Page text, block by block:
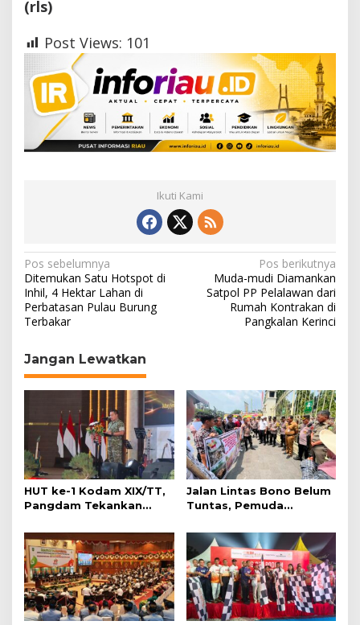
(rls)
Post Views: 101
Ikuti Kami
N
a
v
g
a
i
p
o
s
Pos sebelumnya
Ditemukan Satu Hotspot di
Inhil, 4 Hektar Lahan di
Perbatasan Pulau Burung
Terbakar
Pos berikutnya
Muda-mudi Diamankan
Satpol PP Pelalawan dari
Rumah Kontrakan di
Pangkalan Kerinci
Jangan Lewatkan
HUT ke-1 Kodam XIX/TT,
Pangdam Tekankan
Kepri
Jalan Lintas Bono Belum
Tuntas, Pemuda
Kantor Gubernur Riau